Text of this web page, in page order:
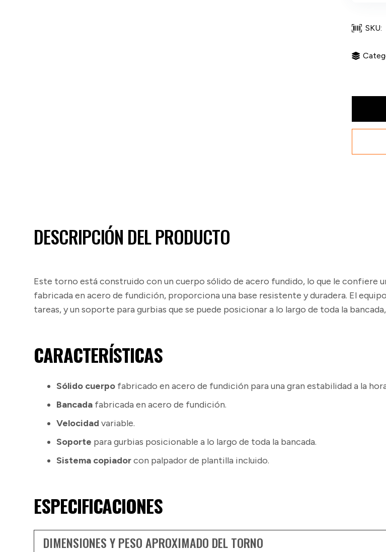
SKU:
para
de
longitud
DESCRIPCIÓN DEL PRODUCTO
Este torno está construido con un cuerpo sólido de acero fundido, lo que le confiere
fabricada en acero de fundición, proporciona una base resistente y duradera. El
tareas, y un soporte para gurbias que se puede posicionar a lo largo de toda la
CARACTERÍSTICAS
Sólido cuerpo fabricado en acero de fundición para una gran estabilidad a la
Bancada fabricada en acero de fundición.
Velocidad variable.
Soporte para gurbias posicionable a lo largo de toda la bancada.
Sistema copiadorcon palpador de plantilla incluido.
ESPECIFICACIONES
DIMENSIONES Y PESO APROXIMADO DEL TORNO